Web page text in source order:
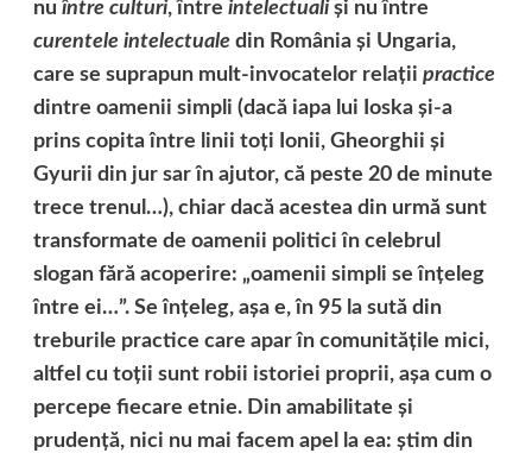
nu între culturi, între intelectualişi nu între
curentele intelectuale din România şi Ungaria,
care se suprapun mult-invocatelor relaţii practice
dintre oamenii simpli (dacă iapa lui Ioska şi-a
prins copita între linii toţi Ionii, Gheorghii şi
Gyurii din jur sar în ajutor, că peste 20 de minute
trece trenul…), chiar dacă acestea din urmă sunt
transformate de oamenii politici în celebrul
slogan fără acoperire: „oamenii simpli se înţeleg
între ei…”. Se înţeleg, aşa e, în 95 la sută din
treburile practice care apar în comunităţile mici,
altfel cu toţii sunt robii istoriei proprii, aşa cum o
percepe fiecare etnie. Din amabilitate şi
prudenţă, nici nu mai facem apel la ea: ştim din